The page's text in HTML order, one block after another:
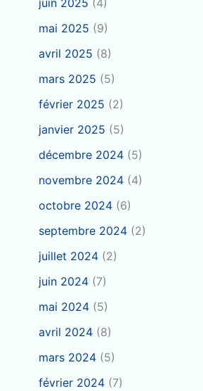
juin 2025 (4)
mai 2025 (9)
avril 2025 (8)
mars 2025 (5)
février 2025 (2)
janvier 2025 (5)
décembre 2024 (5)
novembre 2024 (4)
octobre 2024 (6)
septembre 2024 (2)
juillet 2024 (2)
juin 2024 (7)
mai 2024 (5)
avril 2024 (8)
mars 2024 (5)
février 2024 (7)